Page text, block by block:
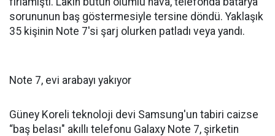
sorununun baş göstermesiyle tersine döndü. Yaklaşık
35 kişinin Note 7'si şarj olurken patladı veya yandı.
Note 7, evi arabayı yakıyor
Güney Koreli teknoloji devi Samsung'un tabiri caizse
“baş belası" akıllı telefonu Galaxy Note 7, şirketin